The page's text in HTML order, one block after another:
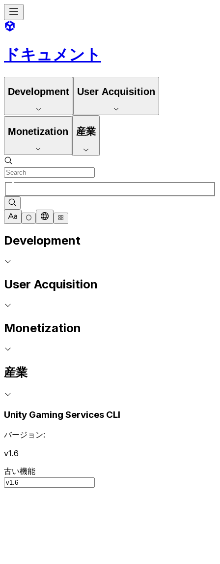
ドキュメント
Development User Acquisition
Monetization 産業
Development
User Acquisition
Monetization
産業
Unity Gaming Services CLI
バージョン:
v1.6
古い機能